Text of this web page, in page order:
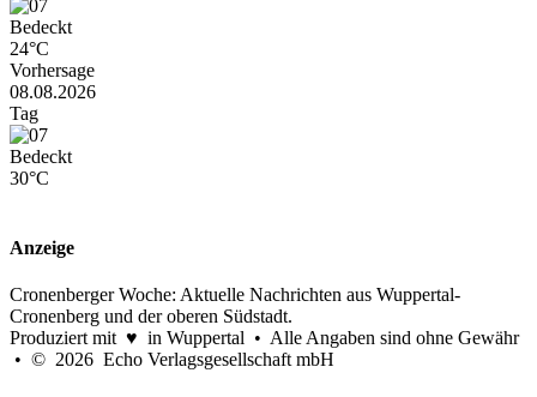
Bedeckt
24°C
Vorhersage
08.08.2026
Tag
Bedeckt
30°C
Anzeige
Cronenberger Woche: Aktuelle Nachrichten aus Wuppertal-
Cronenberg und der oberen Südstadt.
Produziert mit ♥ in Wuppertal • Alle Angaben sind ohne Gewähr
• © 2026 Echo Verlagsgesellschaft mbH